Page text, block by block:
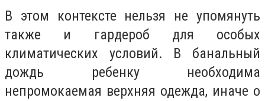
В этом контексте нельзя не упомянуть
также и гардероб для особых
климатических условий. В банальный
дождь ребенку необходима
непромокаемая верхняя одежда, иначе о